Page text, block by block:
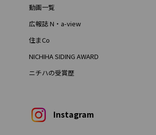
動画一覧
広報誌 N・a-view
住まCo
NICHIHA SIDING AWARD
ニチハの受賞歴
Instagram